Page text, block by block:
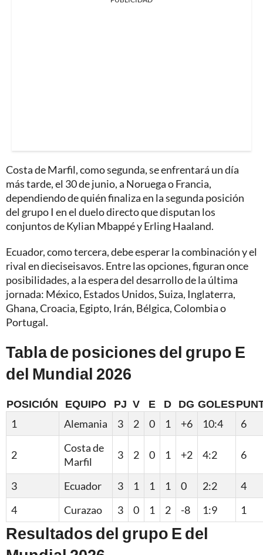
Costa de Marfil, como segunda, se enfrentará un día
más tarde, el 30 de junio, a Noruega o Francia,
dependiendo de quién finaliza en la segunda posición
del grupo I en el duelo directo que disputan los
conjuntos de Kylian Mbappé y Erling Haaland.
Ecuador, como tercera, debe esperar la combinación y el
rival en dieciseisavos. Entre las opciones, figuran once
posibilidades, a la espera del desarrollo de la última
jornada: México, Estados Unidos, Suiza, Inglaterra,
Ghana, Croacia, Egipto, Irán, Bélgica, Colombia o
Portugal.
Tabla de posiciones del grupo E
del Mundial 2026
POSICIÓN EQUIPO PJ V E D DG GOLES
1
Alemania 3 2 0 1 +6 10:4 6
2
Costa de
Marfil
3 2 0 1 +2 4:2 6
3 Ecuador 3 1 1 1 0 2:2
4
4
Curazao 3 0 1 2 -8 1:9 1
Resultados del grupo E del